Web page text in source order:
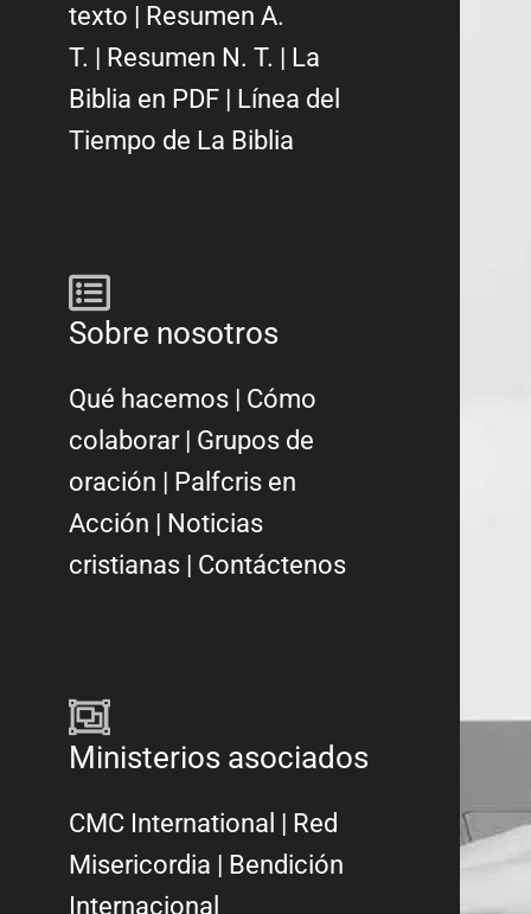
texto
Resumen A.
T.
Resumen N. T.
La
Biblia en PDF
Línea del
Tiempo de La Biblia
Sobre nosotros
Qué hacemos | Cómo
colaborar| Grupos de
oración | Palfcris en
Acción | Noticias
cristianas | Contáctenos
Ministerios asociados
CMC International | Red
Misericordia | Bendición
Internacional